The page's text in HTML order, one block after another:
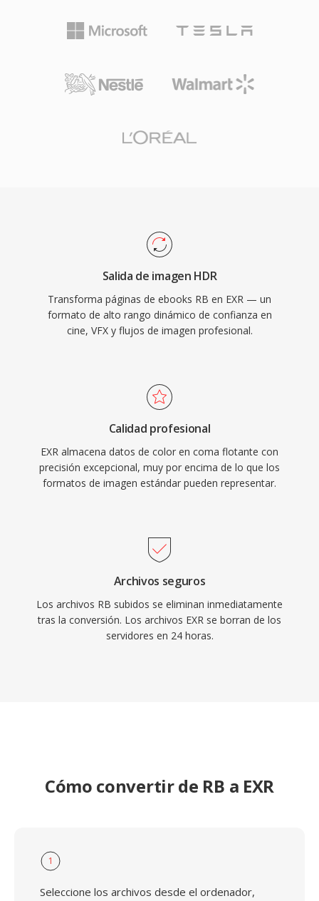
Salida de imagen HDR
Transforma páginas de ebooks RB en EXR — un
formato de alto rango dinámico de confianza en
cine, VFX y flujos de imagen profesional.
Calidad profesional
EXR almacena datos de color en coma flotante con
precisión excepcional, muy por encima de lo que los
formatos de imagen estándar pueden representar.
Archivos seguros
Los archivos RB subidos se eliminan inmediatamente
tras la conversión. Los archivos EXR se borran de los
servidores en 24 horas.
Cómo convertir de RB a EXR
1
Seleccione los archivos desde el ordenador,